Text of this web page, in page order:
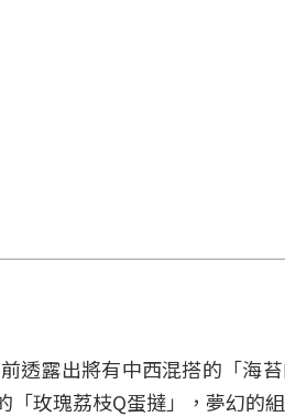
透露出將有中西混搭的「海
玫瑰荔枝Q蛋撻」，夢幻的